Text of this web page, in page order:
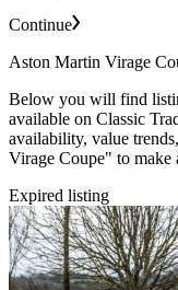
Continue
Aston Martin Virage
Below you will find
available on Classic
availability, value
Virage Coupe" to make
Expired listing